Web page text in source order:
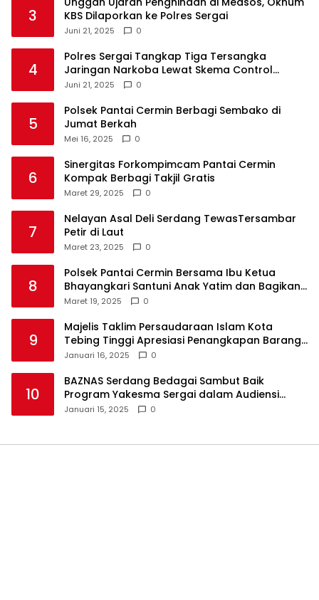
3
KBS Dilaporkan ke Polres Sergai
Juni 21, 2025 0
4
Polres Sergai Tangkap Tiga Tersangka
Jaringan Narkoba Lewat Skema Control
Delivery
Juni 21, 2025 0
5
Polsek Pantai Cermin Berbagi Sembako di
Jumat Berkah
Mei 16, 2025 0
6
Sinergitas Forkompimcam Pantai Cermin
Kompak Berbagi Takjil Gratis
Maret 29, 2025 0
7
Nelayan Asal Deli Serdang TewasTersambar
Petir di Laut
Maret 23, 2025 0
8
Polsek Pantai Cermin Bersama Ibu Ketua
Bhayangkari Santuni Anak Yatim dan Bagikan
Takjil
Maret 19, 2025 0
9
Majelis Taklim Persaudaraan Islam Kota
Tebing Tinggi Apresiasi Penangkapan Barang
Haram
Januari 16, 2025 0
10
BAZNAS Serdang Bedagai Sambut Baik
Program Yakesma Sergai dalam Audiensi
Perkenalan Pengurus Baru
Januari 15, 2025 0